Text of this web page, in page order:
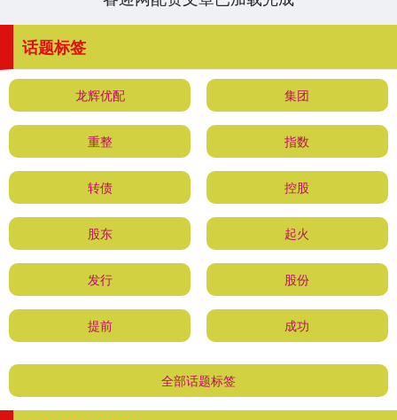
话题标签
龙辉优配 集团
重整 指数
转债 控股
股东 起火
发行 股份
提前 成功
全部话题标签